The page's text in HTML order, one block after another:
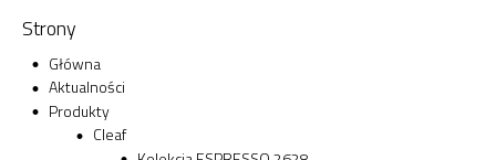
Strony
Główna
Aktualności
Produkty
Cleaf